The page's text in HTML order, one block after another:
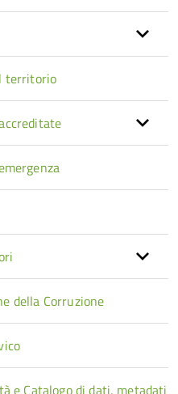
territorio
della Corruzione
e Catalogo di dati, metadati